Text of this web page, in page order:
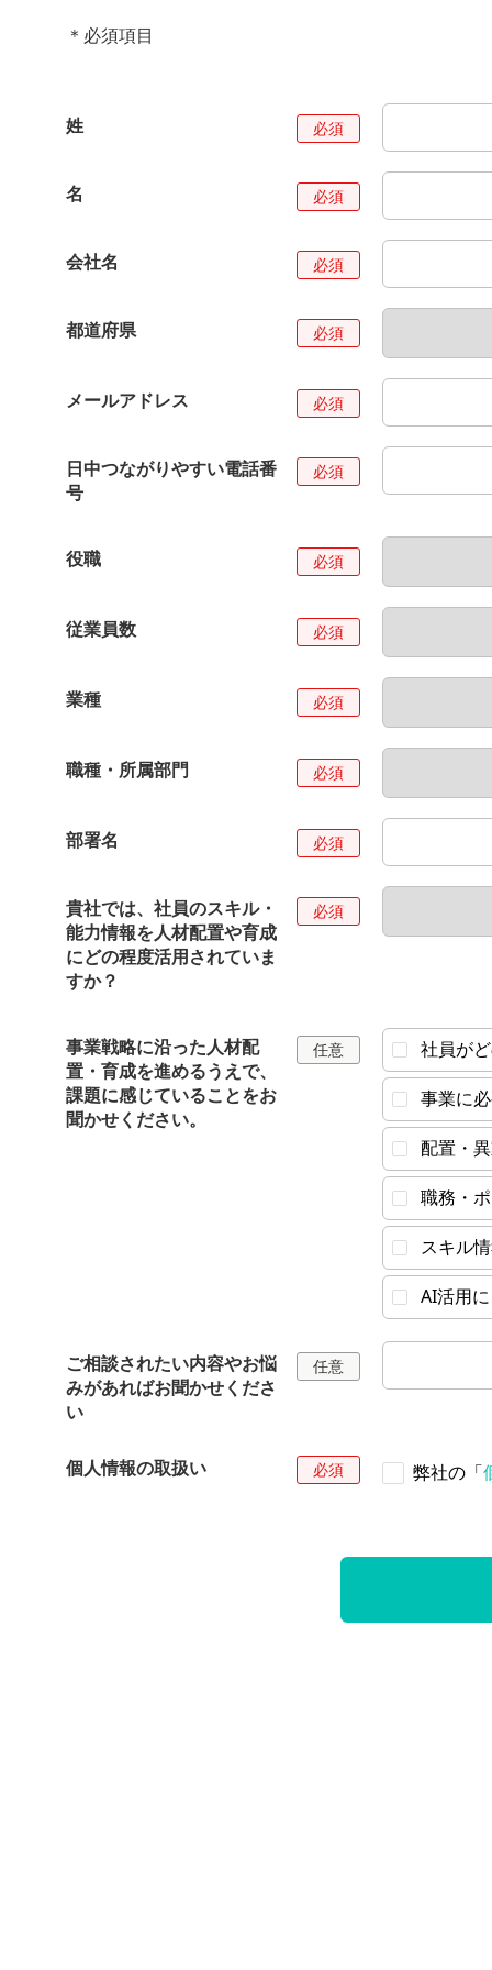
＊必須項目
姓
名
会社名
都道府県
メールアドレス
日中つながりやすい電話番
号
役職
従業員数
業種
職種・所属部門
部署名
貴社では、社員のスキル・
能力情報を人材配置や育成
にどの程度活用されていま
すか？
事業戦略に沿った人材配
置・育成を進めるうえで、
課題に感じていることをお
聞かせください。
社員が
事業に
配置・
職務・
スキル
AI活用
ご相談されたい内容やお悩
みがあればお聞かせくださ
い
個人情報の取扱い 弊社の「